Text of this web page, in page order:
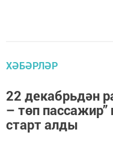
ХӘБӘРЛӘР
22 декабрьдән
– төп
старт алды